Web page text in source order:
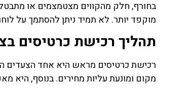
בחורף, חלק מהקווים מצטמצמים או
מוקפד יותר. לא תמיד ניתן להסתמך על
תהליך רכישת כרטיסים
רכישת כרטיסים מראש היא אחד הצעדים
מקום ומונעת עליות מחירים. בנוסף, היא